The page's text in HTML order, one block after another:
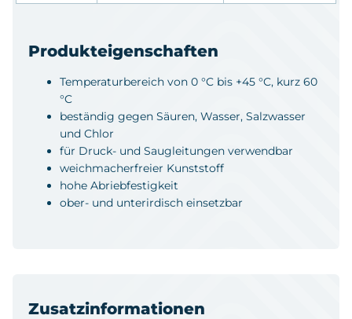
Produkteigenschaften
Temperaturbereich von 0 °C bis +45 °C, kurz 60
°C
beständig gegen Säuren, Wasser, Salzwasser
und Chlor
für Druck- und Saugleitungen verwendbar
weichmacherfreier Kunststoff
hohe Abriebfestigkeit
ober- und unterirdisch einsetzbar
Zusatzinformationen